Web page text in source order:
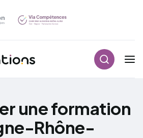
Navigation principale
une formation
Rhône-